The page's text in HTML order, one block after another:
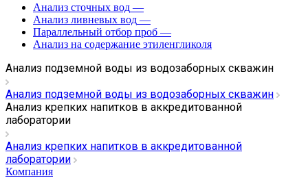
Анализ сточных вод —
Анализ ливневых вод —
Параллельный отбор проб —
Анализ на содержание этиленгликоля
Анализ подземной воды из водозаборных скважин
Анализ подземной воды из водозаборных скважин
Анализ крепких напитков в аккредитованной
лаборатории
Анализ крепких напитков в аккредитованной
лаборатории
Компания